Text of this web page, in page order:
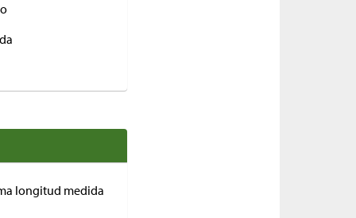
longitud medida